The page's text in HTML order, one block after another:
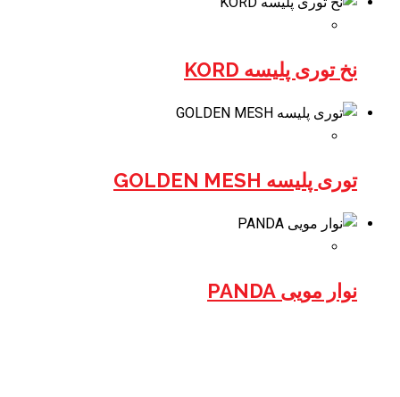
نخ توری پلیسه KORD
توری پلیسه GOLDEN MESH
نوار مویی PANDA